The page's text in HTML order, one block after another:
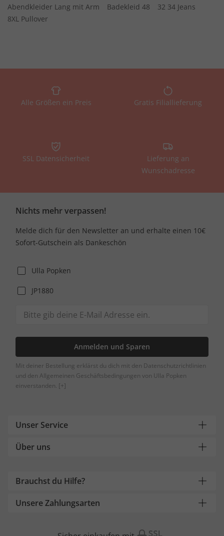
Abendkleider Lang mit Arm
Badekleid 48
32 34 Jeans
8XL Pullover
Alle Größen ein Preis Gratis Filiallieferung
SSL Datensicherheit
Lieferung an
Wunschadresse
Nichts mehr verpassen!
Melde dich für den Newsletter an und erhalte einen 10€
Sofort-Gutschein als Dankeschön
Ulla Popken
JP1880
Anmelden und Sparen
Mit deiner Bestellung erklärst du dich mit den Datenschutzrichtlinien
und den Allgemeinen Geschäftsbedingungen von Ulla Popken
einverstanden. [+]
Unser Service
Über uns
Brauchst du Hilfe?
Unsere Zahlungsarten